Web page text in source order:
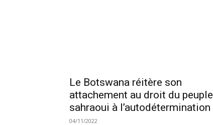
Le Botswana réitère son
attachement au droit du peuple
sahraoui à l’autodétermination
04/11/2022